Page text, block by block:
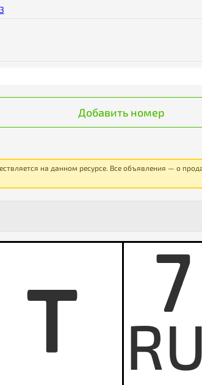
Добавить номер
на данном ресурсе. Все объявления — о
T